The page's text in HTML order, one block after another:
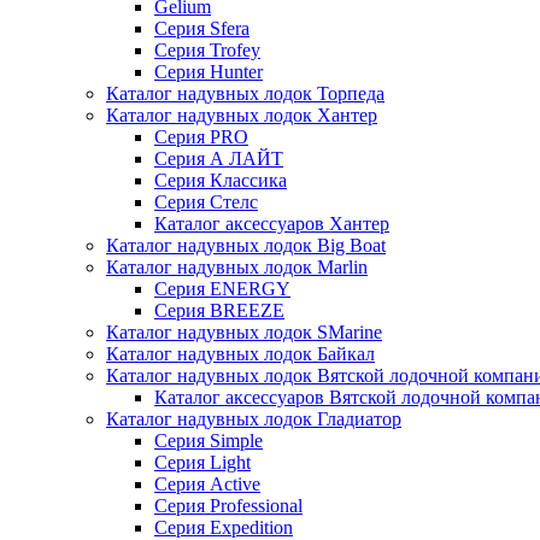
Gelium
Серия Sfera
Серия Trofey
Серия Hunter
Каталог надувных лодок Торпеда
Каталог надувных лодок Хантер
Серия PRO
Серия А ЛАЙТ
Серия Классика
Серия Стелс
Каталог аксессуаров Хантер
Каталог надувных лодок Big Boat
Каталог надувных лодок Marlin
Серия ENERGY
Серия BREEZE
Каталог надувных лодок SMarine
Каталог надувных лодок Байкал
Каталог надувных лодок Вятской лодочной
Каталог аксессуаров Вятской лодочной
Каталог надувных лодок Гладиатор
Серия Simple
Серия Light
Серия Active
Серия Professional
Серия Expedition